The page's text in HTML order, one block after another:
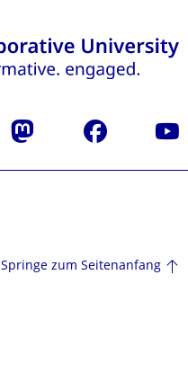
Mastodon Facebook
Springe zum Seitenanfang